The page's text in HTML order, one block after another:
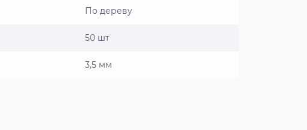
По дереву
50 шт
3,5 мм